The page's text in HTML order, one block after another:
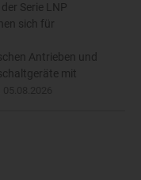
Serie LNP
sich für
Antrieben und
mit